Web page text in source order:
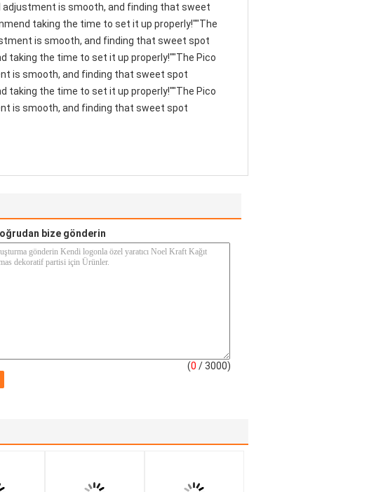
adjustment is smooth, and finding that sweet
taking the time to set it up properly!""The
is smooth, and finding that sweet spot
taking the time to set it up properly!""The Pico
is smooth, and finding that sweet spot
taking the time to set it up properly!""The Pico
is smooth, and finding that sweet spot
bize gönderin
(0 / 3000)